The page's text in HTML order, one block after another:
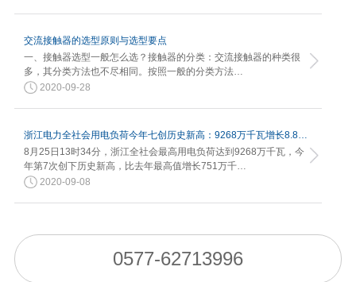
交流接触器的选型原则与选型要点
一、接触器选型一般怎么选？接触器的分类：交流接触器的种类很
多，其分类方法也不尽相同。按照一般的分类方法…
2020-09-28
浙江电力全社会用电负荷今年七创历史新高：9268万千瓦增长8.82%
8月25日13时34分，浙江全社会最高用电负荷达到9268万千瓦，今
年第7次创下历史新高，比去年最高值增长751万千…
2020-09-08
0577-62713996